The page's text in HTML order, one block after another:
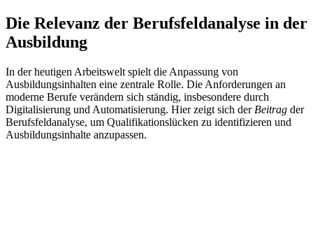
Die Relevanz der Berufsfeldanalyse in der
Ausbildung
In der heutigen Arbeitswelt spielt die Anpassung von
Ausbildungsinhalten eine zentrale Rolle. Die Anforderungen an
moderne Berufe verändern sich ständig, insbesondere durch
Digitalisierung und Automatisierung. Hier zeigt sich der Beitrag der
Berufsfeldanalyse, um Qualifikationslücken zu identifizieren und
Ausbildungsinhalte anzupassen.